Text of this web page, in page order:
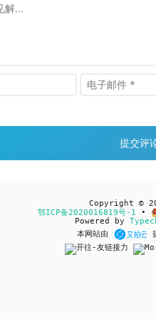
Copyright ©
鄂ICP备2020016819号-1 •
Powered by
本网站由